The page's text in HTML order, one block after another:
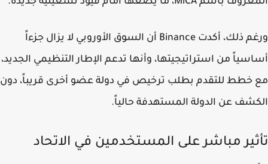
ورغم ذلك، أكدت Binance أن السوق الأوروبي لا يزال جزءاً
من استراتيجيتها، وأنها تدعم الإطار التنظيمي الجديد،
خطط للتقدم بطلب ترخيص في دولة عضو أخرى قريباً، دون
عن الدولة المستهدفة حالياً.
مباشر على المستخدمين في الاتحاد